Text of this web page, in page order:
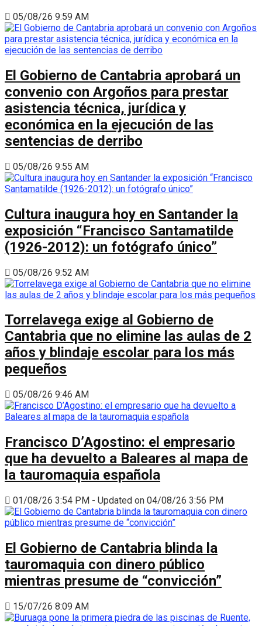
05/08/26 9:59 AM
El Gobierno de Cantabria aprobará un
convenio con Argoños para prestar
asistencia técnica, jurídica y
económica en la ejecución de las
sentencias de derribo
05/08/26 9:55 AM
Cultura inaugura hoy en Santander la
exposición “Francisco Santamatilde
(1926-2012): un fotógrafo único”
05/08/26 9:52 AM
Torrelavega exige al Gobierno de
Cantabria que no elimine las aulas de 2
años y blindaje escolar para los más
pequeños
05/08/26 9:46 AM
Francisco D’Agostino: el empresario
que ha devuelto a Baleares al mapa de
la tauromaquia española
01/08/26 3:54 PM - Updated on 04/08/26 3:56 PM
El Gobierno de Cantabria blinda la
tauromaquia con dinero público
mientras presume de “convicción”
15/07/26 8:09 AM